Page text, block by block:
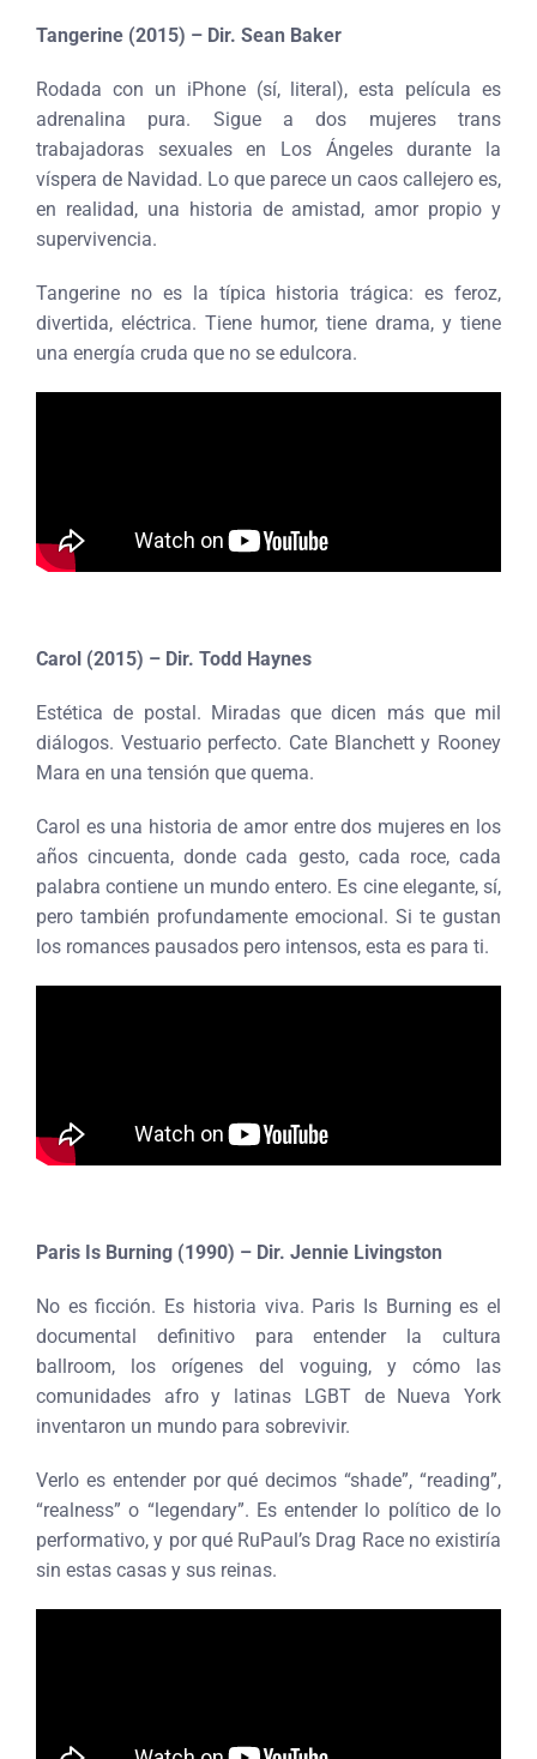
Tangerine (2015) – Dir. Sean Baker
Rodada con un iPhone (sí, literal), esta película es
adrenalina pura. Sigue a dos mujeres trans
trabajadoras sexuales en Los Ángeles durante la
víspera de Navidad. Lo que parece un caos callejero es,
en realidad, una historia de amistad, amor propio y
supervivencia.
Tangerine no es la típica historia trágica: es feroz,
divertida, eléctrica. Tiene humor, tiene drama, y tiene
una energía cruda que no se edulcora.
Carol (2015) – Dir. Todd Haynes
Estética de postal. Miradas que dicen más que mil
diálogos. Vestuario perfecto. Cate Blanchett y Rooney
Mara en una tensión que quema.
Carol es una historia de amor entre dos mujeres en los
años cincuenta, donde cada gesto, cada roce, cada
palabra contiene un mundo entero. Es cine elegante, sí,
pero también profundamente emocional. Si te gustan
los romances pausados pero intensos, esta es para ti.
Paris Is Burning (1990) – Dir. Jennie Livingston
No es ficción. Es historia viva. Paris Is Burning es el
documental definitivo para entender la cultura
ballroom, los orígenes del voguing, y cómo las
comunidades afro y latinas LGBT de Nueva York
inventaron un mundo para sobrevivir.
Verlo es entender por qué decimos “shade”, “reading”,
“realness” o “legendary”. Es entender lo político de lo
performativo, y por qué RuPaul’s Drag Race no existiría
sin estas casas y sus reinas.